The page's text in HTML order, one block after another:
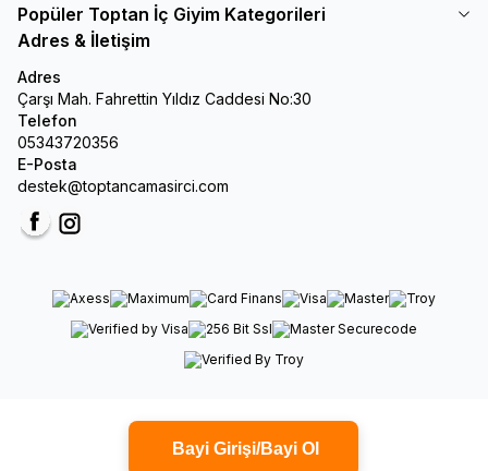
Popüler Toptan İç Giyim Kategorileri
Adres & İletişim
Adres
Çarşı Mah. Fahrettin Yıldız Caddesi No:30
Telefon
05343720356
E-Posta
destek@toptancamasirci.com
FacebookInstagram
Bayi Girişi/Bayi Ol